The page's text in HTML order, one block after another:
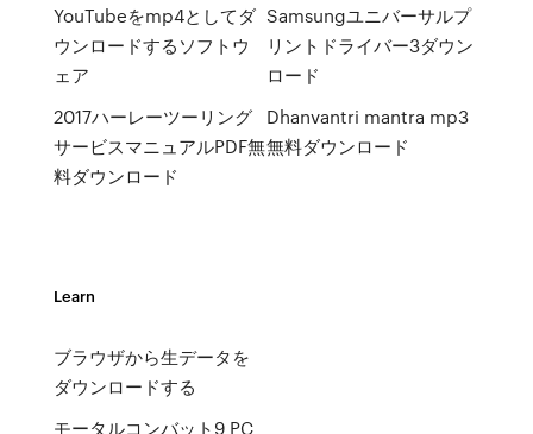
YouTubeをmp4としてダ
ウンロードするソフトウ
ェア
2017ハーレーツーリング
サービスマニュアルPDF無
料ダウンロード
Samsungユニバーサルプ
リントドライバー3ダウン
ロード
Dhanvantri mantra mp3
無料ダウンロード
Learn
ブラウザから生データを
ダウンロードする
モータルコンバット9 PC